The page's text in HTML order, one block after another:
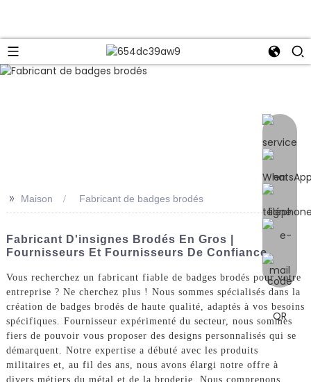
>> Maison Fabricant de badges brodés
Fabricant D'insignes Brodés En Gros |
Fournisseurs Et Fournisseurs De Confiance
Vous recherchez un fabricant fiable de badges brodés pour votre
entreprise ? Ne cherchez plus ! Nous sommes spécialisés dans la
création de badges brodés de haute qualité, adaptés à vos besoins
spécifiques. Fournisseur expérimenté du secteur, nous sommes
fiers de pouvoir vous proposer des designs personnalisés qui se
démarquent. Notre expertise a débuté avec les produits
militaires et, au fil des ans, nous avons élargi notre offre à
divers métiers du métal et de la broderie. Nous comprenons